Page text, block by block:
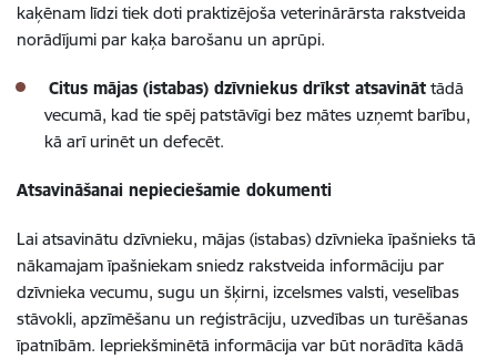
kaķēnam līdzi tiek doti praktizējoša veterinārārsta rakstveida
norādījumi par kaķa barošanu un aprūpi.
Citus mājas (istabas) dzīvniekus drīkst atsavināt tādā
vecumā, kad tie spēj patstāvīgi bez mātes uzņemt barību,
kā arī urinēt un defecēt.
Atsavināšanai nepieciešamie dokumenti
Lai atsavinātu dzīvnieku, mājas (istabas) dzīvnieka īpašnieks tā
nākamajam īpašniekam sniedz rakstveida informāciju par
dzīvnieka vecumu, sugu un šķirni, izcelsmes valsti, veselības
stāvokli, apzīmēšanu un reģistrāciju, uzvedības un turēšanas
īpatnībām. Iepriekšminētā informācija var būt norādīta kādā